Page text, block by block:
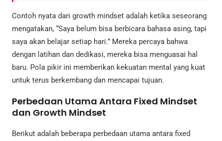
Contoh nyata dari growth mindset adalah ketika seseorang
mengatakan, “Saya belum bisa berbicara bahasa asing, tapi
saya akan belajar setiap hari.” Mereka percaya bahwa
dengan latihan dan dedikasi, mereka bisa menguasai hal
baru. Pola pikir ini memberikan kekuatan mental yang kuat
untuk terus berkembang dan mencapai tujuan.
Perbedaan Utama Antara Fixed Mindset
dan Growth Mindset
Berikut adalah beberapa perbedaan utama antara fixed